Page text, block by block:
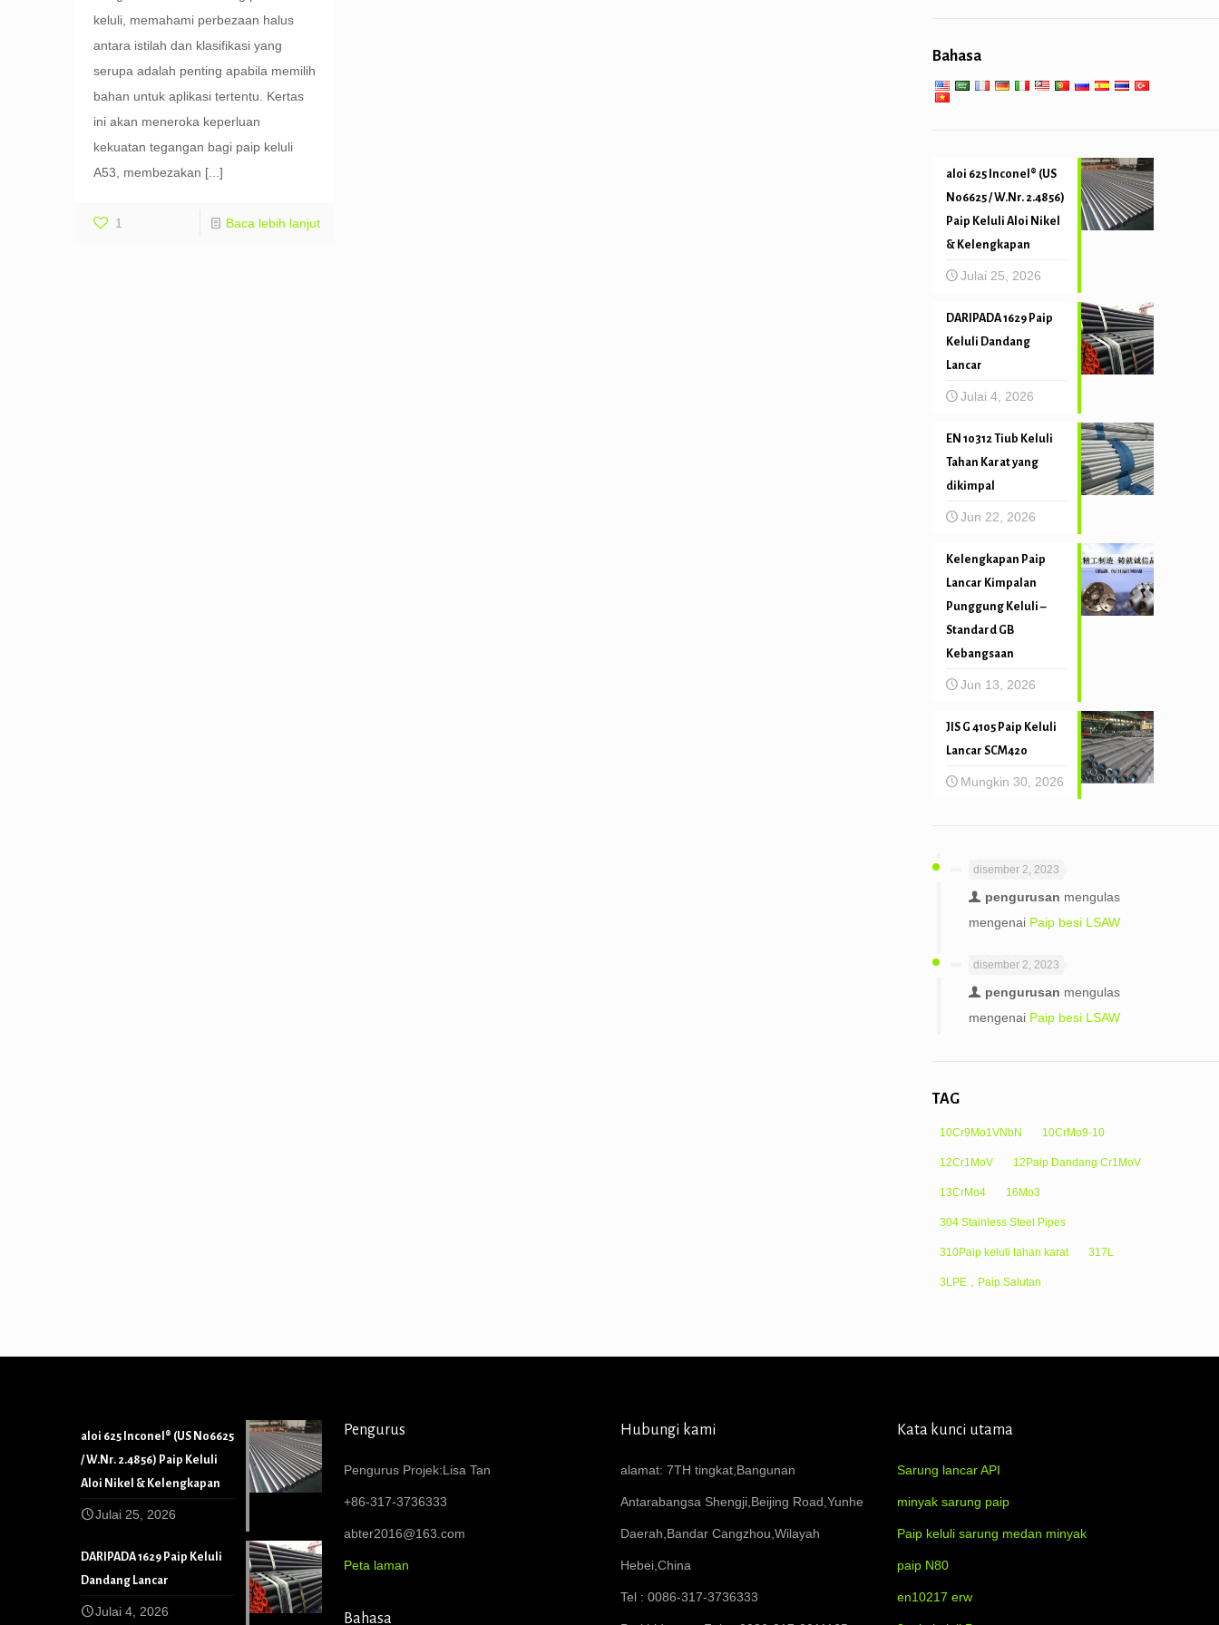
keluli, memahami perbezaan halus
antara istilah dan klasifikasi yang
serupa adalah penting apabila memilih
bahan untuk aplikasi tertentu. Kertas
ini akan meneroka keperluan
kekuatan tegangan bagi paip keluli
A53, membezakan [...]
1 Baca lebih lanjut
Perkhidmatan suhu tinggi yang
rendah
Mekanikal dan ketepatan tiub
Bahasa
aloi 625 Inconel® (US
N06625 / W.Nr. 2.4856)
Paip Keluli Aloi Nikel
& Kelengkapan
Julai 25, 2026
DARIPADA 1629 Paip
Keluli Dandang
Lancar
Julai 4, 2026
EN 10312 Tiub Keluli
Tahan Karat yang
dikimpal
Jun 22, 2026
Kelengkapan Paip
Lancar Kimpalan
Punggung Keluli –
Standard GB
Kebangsaan
Jun 13, 2026
JIS G 4105 Paip Keluli
Lancar SCM420
Mungkin 30, 2026
disember 2, 2023
pengurusan mengulas
mengenai Paip besi LSAW
disember 2, 2023
pengurusan mengulas
mengenai Paip besi LSAW
TAG
10Cr9Mo1VNbN 10CrMo9-10
12Cr1MoV 12Paip Dandang Cr1MoV
13CrMo4 16Mo3
304 Stainless Steel Pipes
310Paip keluli tahan karat 317L
3LPE，Paip Salutan
aloi 625 Inconel® (US N06625
/ W.Nr. 2.4856) Paip Keluli
Aloi Nikel & Kelengkapan
Julai 25, 2026
DARIPADA 1629 Paip Keluli
Dandang Lancar
Julai 4, 2026
Pengurus
Pengurus Projek:Lisa Tan
+86-317-3736333
abter2016@163.com
Peta laman
Bahasa
Hubungi kami
alamat: 7TH tingkat,Bangunan
Antarabangsa Shengji,Beijing Road,Yunhe
Daerah,Bandar Cangzhou,Wilayah
Hebei,China
Tel : 0086-317-3736333
Kata kunci utama
Sarung lancar API
minyak sarung paip
Paip keluli sarung medan minyak
paip N80
en10217 erw